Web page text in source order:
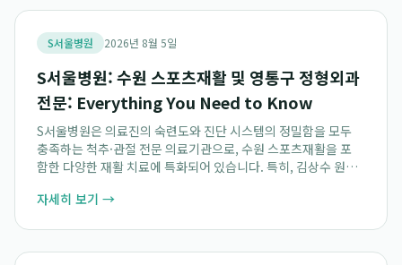
S서울병원 2026년 8월 5일
S서울병원: 수원 스포츠재활 및 영통구 정형외과
전문: Everything You Need to Know
S서울병원은 의료진의 숙련도와 진단 시스템의 정밀함을 모두
충족하는 척추·관절 전문 의료기관으로, 수원 스포츠재활을 포
함한 다양한 재활 치료에 특화되어 있습니다. 특히, 김상수 원장
진료는 환자들에게 신뢰 높은 의료 서비스...
자세히 보기 →